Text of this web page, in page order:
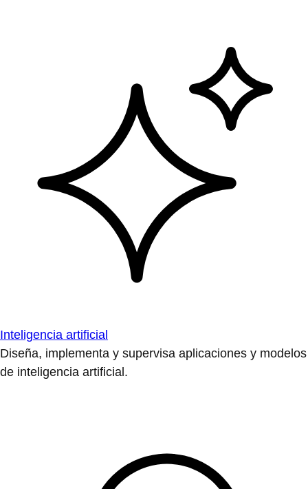
Inteligencia artificial
Diseña, implementa y supervisa aplicaciones y modelos
de inteligencia artificial.